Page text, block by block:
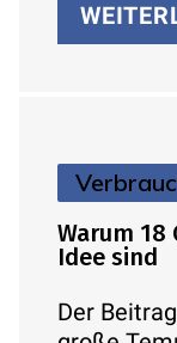
Warum 18
Idee sind
Der